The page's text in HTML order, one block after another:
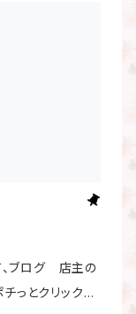
、ブログ 店主の
っとクリックし